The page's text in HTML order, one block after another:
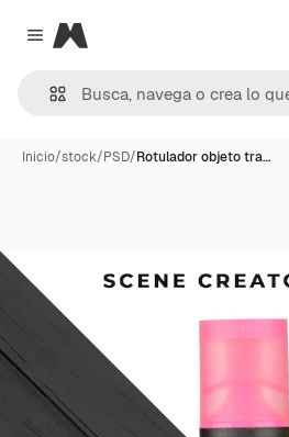
Close menu
Magnific
Inicio/stock/PSD/Rotulador objeto tra…